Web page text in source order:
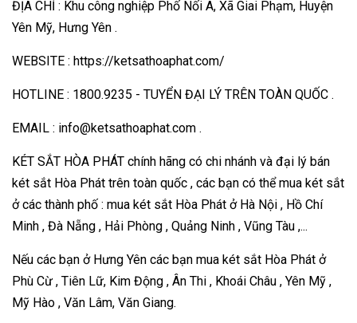
ĐỊA CHỈ : Khu công nghiệp Phố Nối A, Xã Giai Phạm, Huyện
Yên Mỹ, Hưng Yên .
WEBSITE : https://ketsathoaphat.com/
HOTLINE : 1800.9235 - TUYỂN ĐẠI LÝ TRÊN TOÀN QUỐC .
EMAIL : info@ketsathoaphat.com .
KÉT SẮT HÒA PHÁT chính hãng có chi nhánh và đại lý bán
két sắt Hòa Phát trên toàn quốc , các bạn có thể mua két sắt
ở các thành phố : mua két sắt Hòa Phát ở Hà Nội , Hồ Chí
Minh , Đà Nẵng , Hải Phòng , Quảng Ninh , Vũng Tàu ,...
Nếu các bạn ở Hưng Yên các bạn mua két sắt Hòa Phát ở
Phù Cừ , Tiên Lữ, Kim Động , Ân Thi , Khoái Châu , Yên Mỹ ,
Mỹ Hào , Văn Lâm, Văn Giang.